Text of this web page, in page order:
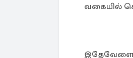
வகையில்
இதேவேளை